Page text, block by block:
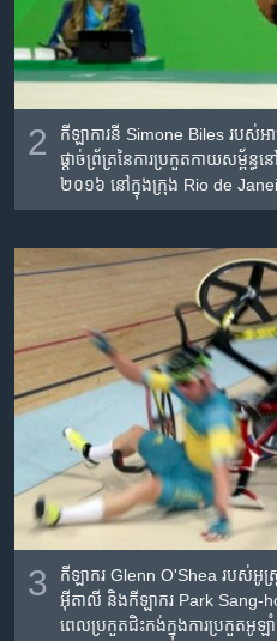
2
កីឡាការនី Simone Biles របស់​អា
ផ្តាច់ព្រ័ត្រ​នៃ​ការ​ប្រកួត​កាយសម្ព័ន្ធ​
២០១៦ នៅ​ក្នុង​ក្រុង Rio de
3
កីឡាករ Glenn O'Shea របស់​អូស្
អ៊ីតាលី និង​កីឡាករ Park Sang-
ពេល​ប្រកួត​ជិះ​កង់​ក្នុង​ការ​ប្រកួត​អូឡាំ